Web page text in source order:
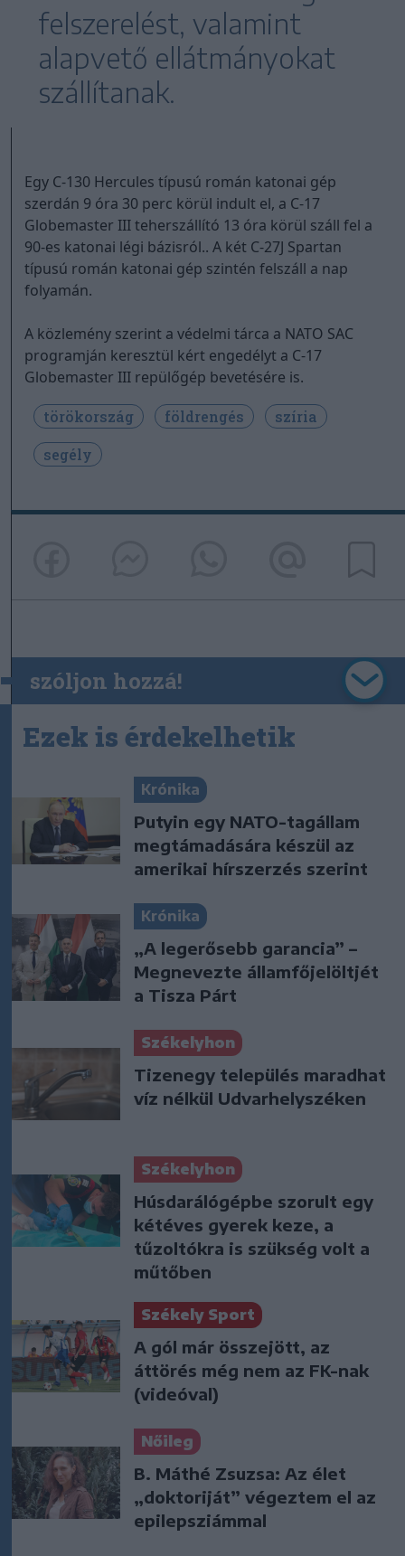
felszerelést, valamint
alapvető ellátmányokat
szállítanak.
Egy C-130 Hercules típusú román katonai gép
szerdán 9 óra 30 perc körül indult el, a C-17
Globemaster III teherszállító 13 óra körül száll fel a
90-es katonai légi bázisról.. A két C-27J Spartan
típusú román katonai gép szintén felszáll a nap
folyamán.
A közlemény szerint a védelmi tárca a NATO SAC
programján keresztül kért engedélyt a C-17
Globemaster III repülőgép bevetésére is.
törökország földrengés
szíria
segély
szóljon hozzá!
Ezek is érdekelhetik
Krónika
Putyin egy NATO-tagállam
megtámadására készül az
amerikai hírszerzés szerint
Krónika
„A legerősebb garancia” –
Megnevezte államfőjelöltjét
a Tisza Párt
Székelyhon
Tizenegy település maradhat
víz nélkül Udvarhelyszéken
Székelyhon
Húsdarálógépbe szorult egy
kétéves gyerek keze, a
tűzoltókra is szükség volt a
műtőben
Székely Sport
A gól már összejött, az
áttörés még nem az FK-nak
(videóval)
Nőileg
B. Máthé Zsuzsa: Az élet
„doktoriját” végeztem el az
epilepsziámmal